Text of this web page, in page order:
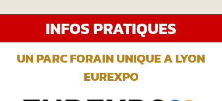
INFOS PRATIQUES
UN PARC FORAIN UNIQUE A LYON
EUREXPO